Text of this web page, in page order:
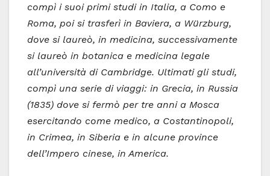
compì i suoi primi studi in Italia, a Como e
Roma, poi si trasferì in Baviera, a Würzburg,
dove si laureò, in medicina, successivamente
si laureò in botanica e medicina legale
all’università di Cambridge. Ultimati gli studi,
compì una serie di viaggi: in Grecia, in Russia
(1835) dove si fermò per tre anni a Mosca
esercitando come medico, a Costantinopoli,
in Crimea, in Siberia e in alcune province
dell’Impero cinese, in America.